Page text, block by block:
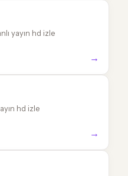
yayın hd izle
→
hd izle
→